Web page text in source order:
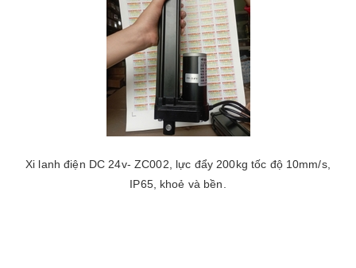
Xi lanh điện DC 24v- ZC002, lực đẩy 200kg tốc độ 10mm/s,
IP65, khoẻ và bền.